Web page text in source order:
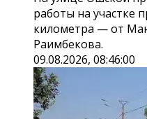
работы на участке
километра — от
Раимбекова.
09.08.2026, 08:46:00